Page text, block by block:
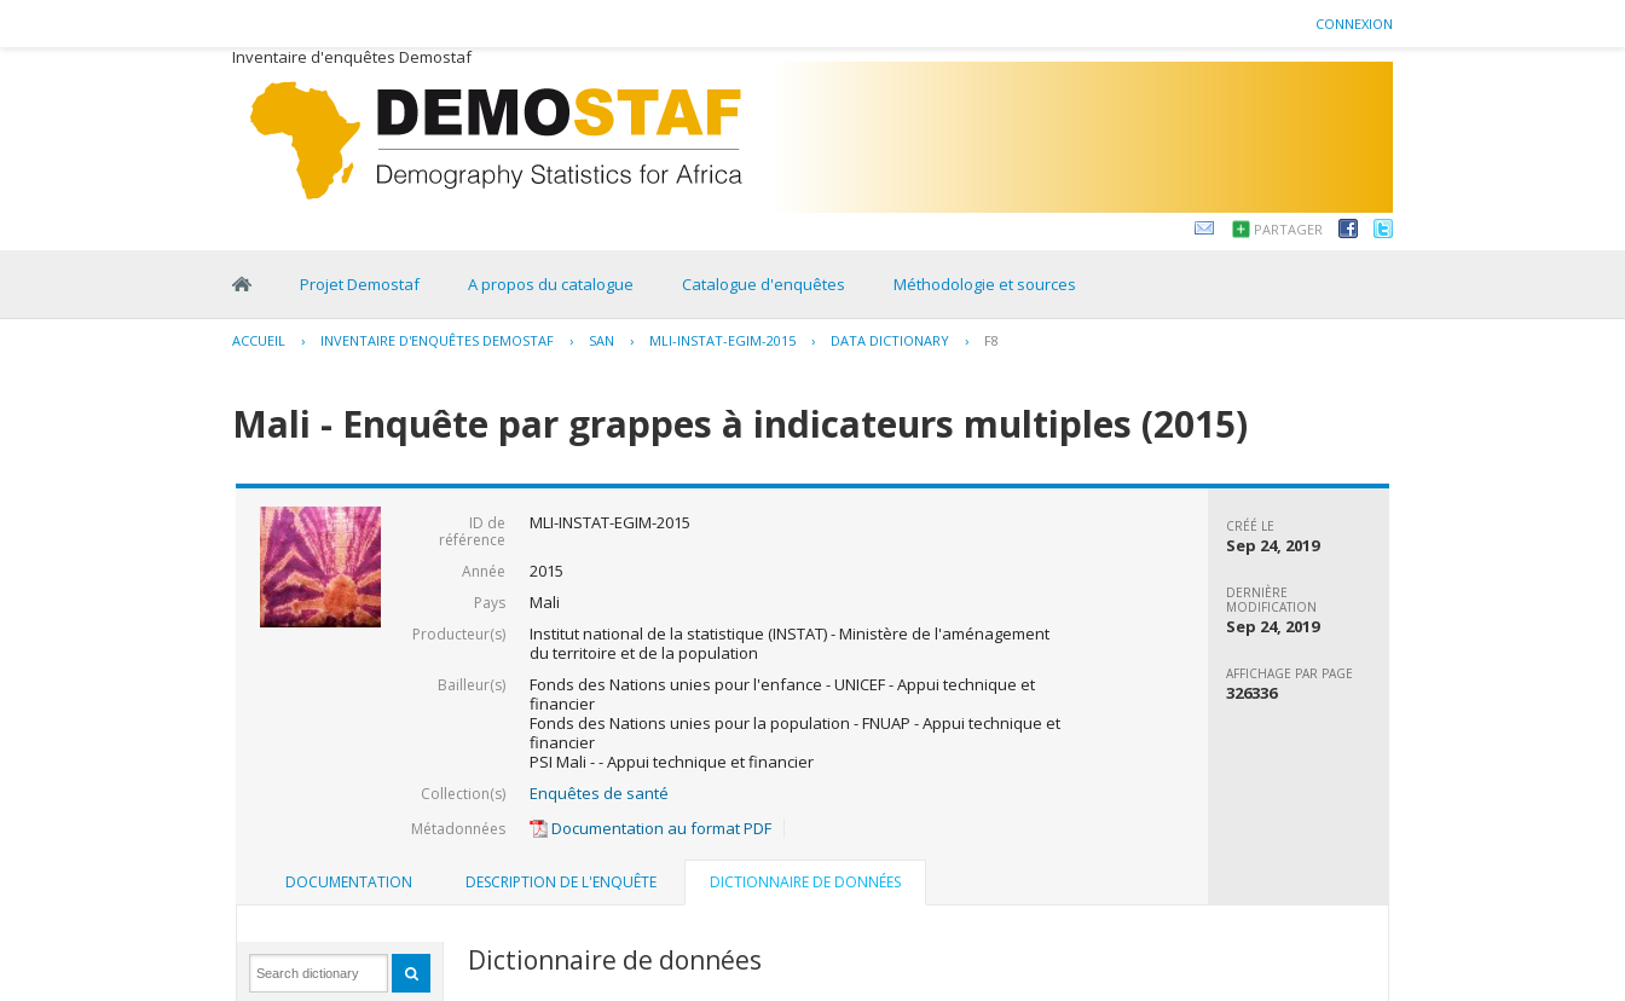
CONNEXION
Inventaire d'enquêtes Demostaf
PARTAGER
Projet Demostaf A propos du catalogue Catalogue d'enquêtes Méthodologie et sources
ACCUEIL › INVENTAIRE D'ENQUÊTES DEMOSTAF › SAN › MLI-INSTAT-EGIM-2015 › DATA DICTIONARY › F8
Mali - Enquête par grappes à indicateurs multiples (2015)
ID de
référence
MLI-INSTAT-EGIM-2015
Année 2015
Pays Mali
Producteur(s)
Institut national de la statistique (INSTAT) - Ministère de l'aménagement
du territoire et de la population
Bailleur(s)
Fonds des Nations unies pour l'enfance - UNICEF - Appui technique et
financier
Fonds des Nations unies pour la population - FNUAP - Appui technique et
financier
PSI Mali - - Appui technique et financier
Collection(s) Enquêtes de santé
Métadonnées Documentation au format PDF
CRÉÉ LE
Sep 24, 2019
DERNIÈRE
MODIFICATION
Sep 24, 2019
AFFICHAGE PAR PAGE
326336
DOCUMENTATION DESCRIPTION DE L'ENQUÊTE DICTIONNAIRE DE DONNÉES
Dictionnaire de données